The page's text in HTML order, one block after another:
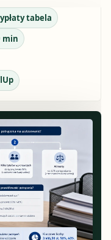
tabela
min